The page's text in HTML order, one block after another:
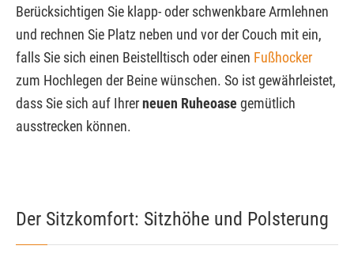
Berücksichtigen Sie klapp- oder schwenkbare Armlehnen
und rechnen Sie Platz neben und vor der Couch mit ein,
falls Sie sich einen Beistelltisch oder einen Fußhocker
zum Hochlegen der Beine wünschen. So ist gewährleistet,
dass Sie sich auf Ihrerneuen Ruheoase gemütlich
ausstrecken können.
Der Sitzkomfort: Sitzhöhe und Polsterung